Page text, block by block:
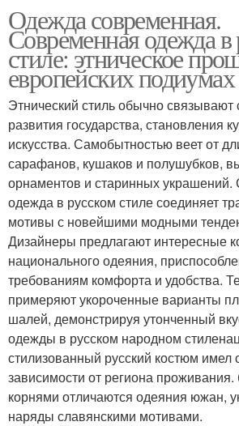
Одежда современная.
Современная одежда в
стиле: этническое
европейских подиумах
Этнический стиль обычно связывают
развития государства, становления
искусства. Самобытностью веет от
сарафанов, кушаков и полушубков,
орнаментов и старинных
одежда в русском стиле соединяет
мотивы с новейшими модными
Дизайнеры предлагают интересные
национального одеяния,
требованиям комфорта и удобства.
примеряют укороченные варианты
шалей, демонстрируя утонченный
одежды в русском народном
стилизованный русский костюм имел
зависимости от региона проживания.
корнями отличаются одеяния южан,
наряды славянскими мотивами.